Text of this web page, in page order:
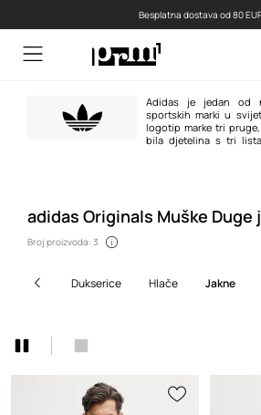
Besplatna dostava od 80
Adidas je jedan od
sportskih marki u
logotip marke tri
bila djetelina s tri
adidas Originals Muške Duge
Broj proizvoda: 3
dukserice hlače jakne